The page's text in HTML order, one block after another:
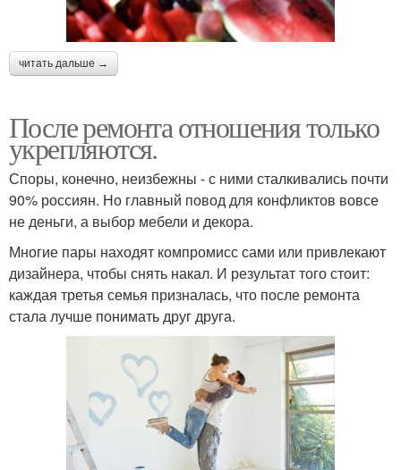
читать дальше →
После ремонта отношения только
укрепляются.
Споры, конечно, неизбежны - с ними сталкивались почти
90% россиян. Но главный повод для конфликтов вовсе
не деньги, а выбор мебели и декора.
Многие пары находят компромисс сами или привлекают
дизайнера, чтобы снять накал. И результат того стоит:
каждая третья семья призналась, что после ремонта
стала лучше понимать друг друга.